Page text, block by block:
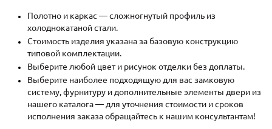
INFO@META-M.RU
ЗАПРОСИТЬ РАСЧЕТ
Каталог
Записаться на замер
Полотно и каркас — сложногнутый профиль из
холоднокатаной стали.
Стоимость изделия указана за базовую конструкцию
типовой комплектации.
Выберите любой цвет и рисунок отделки без доплаты.
Выберите наиболее подходящую для вас замковую
систему, фурнитуру и дополнительные элементы двери из
нашего каталога — для уточнения стоимости и сроков
исполнения заказа обращайтесь к нашим консультантам!